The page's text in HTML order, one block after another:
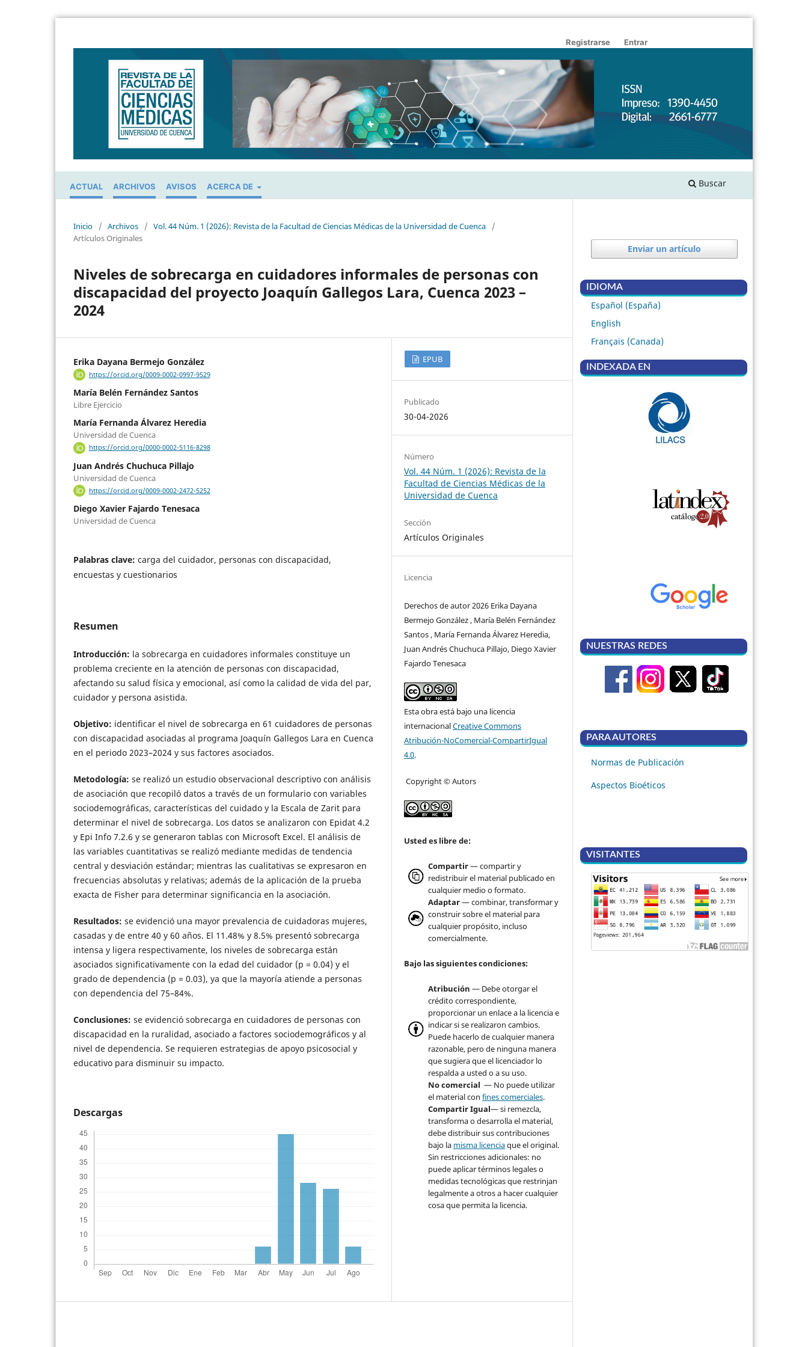
ACTUAL ARCHIVOS AVISOS ACERCA DE Buscar
Registrarse Entrar
Inicio / Archivos / Vol. 44 Núm. 1 (2026): Revista de la Facultad de Ciencias Médicas de la Universidad de Cuenca
/
Artículos Originales
Niveles de sobrecarga en cuidadores informales de personas con
discapacidad del proyecto Joaquín Gallegos Lara, Cuenca 2023 –
2024
Erika Dayana Bermejo González
https://orcid.org/0009-0002-0997-9529
María Belén Fernández Santos
Libre Ejercicio
María Fernanda Álvarez Heredia
Universidad de Cuenca
https://orcid.org/0000-0002-5116-8298
Juan Andrés Chuchuca Pillajo
Universidad de Cuenca
https://orcid.org/0009-0002-2472-5252
Diego Xavier Fajardo Tenesaca
Universidad de Cuenca
Palabras clave: carga del cuidador, personas con discapacidad,
encuestas y cuestionarios
Resumen
Introducción: la sobrecarga en cuidadores informales constituye un
problema creciente en la atención de personas con discapacidad,
afectando su salud física y emocional, así como la calidad de vida del par,
cuidador y persona asistida.
Objetivo: identificar el nivel de sobrecarga en 61 cuidadores de personas
con discapacidad asociadas al programa Joaquín Gallegos Lara en Cuenca
en el periodo 2023–2024 y sus factores asociados.
Metodología: se realizó un estudio observacional descriptivo con análisis
de asociación que recopiló datos a través de un formulario con variables
sociodemográficas, características del cuidado y la Escala de Zarit para
determinar el nivel de sobrecarga. Los datos se analizaron con Epidat 4.2
y Epi Info 7.2.6 y se generaron tablas con Microsoft Excel. El análisis de
las variables cuantitativas se realizó mediante medidas de tendencia
central y desviación estándar; mientras las cualitativas se expresaron en
frecuencias absolutas y relativas; además de la aplicación de la prueba
exacta de Fisher para determinar significancia en la asociación.
Resultados: se evidenció una mayor prevalencia de cuidadoras mujeres,
casadas y de entre 40 y 60 años. El 11.48% y 8.5% presentó sobrecarga
intensa y ligera respectivamente, los niveles de sobrecarga están
asociados significativamente con la edad del cuidador (p = 0.04) y el
grado de dependencia (p = 0.03), ya que la mayoría atiende a personas
con dependencia del 75–84%.
Conclusiones: se evidenció sobrecarga en cuidadores de personas con
discapacidad en la ruralidad, asociado a factores sociodemográficos y al
nivel de dependencia. Se requieren estrategias de apoyo psicosocial y
educativo para disminuir su impacto.
Descargas
EPUB
Publicado
30-04-2026
Número
Vol. 44 Núm. 1 (2026): Revista de la
Facultad de Ciencias Médicas de la
Universidad de Cuenca
Sección
Artículos Originales
Licencia
Derechos de autor 2026 Erika Dayana
Bermejo González , María Belén Fernández
Santos , María Fernanda Álvarez Heredia,
Juan Andrés Chuchuca Pillajo, Diego Xavier
Fajardo Tenesaca
Esta obra está bajo una licencia
internacionalCreative Commons
Atribución-NoComercial-CompartirIgual
4.0.
Copyright © Autors
Usted es libre de:
Compartir— compartir y
redistribuir el material publicado en
cualquier medio o formato.
Adaptar— combinar, transformar y
construir sobre el material para
cualquier propósito, incluso
comercialmente.
Bajo las siguientes condiciones:
Atribución — Debe otorgar el
crédito correspondiente,
proporcionar un enlace a la licencia e
indicar si se realizaron cambios.
Puede hacerlo de cualquier manera
razonable, pero de ninguna manera
que sugiera que el licenciador lo
respalda a usted o a su uso.
No comercial — No puede utilizar
el material confines comerciales.
Compartir Igual— si remezcla,
transforma o desarrolla el material,
debe distribuir sus contribuciones
bajo la misma licenciaque el original.
Sin restricciones adicionales: no
puede aplicar términos legales o
medidas tecnológicas que restrinjan
legalmente a otros a hacer cualquier
cosa que permita la licencia.
Enviar un artículo
IDIOMA
Español (España)
English
Français (Canada)
INDEXADA EN
NUESTRAS REDES
PARA AUTORES
Normas de Publicación
Aspectos Bioéticos
VISITANTES